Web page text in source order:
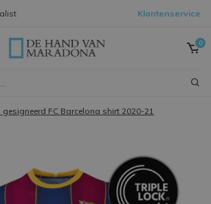
Klantenservice
0
gesigneerd FC Barcelona shirt 2020-21